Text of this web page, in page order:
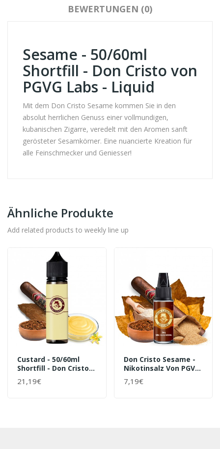
BEWERTUNGEN (0)
Sesame - 50/60ml
Shortfill - Don Cristo von
PGVG Labs - Liquid
Mit dem Don Cristo Sesame kommen Sie in den
absolut herrlichen Genuss einer vollmundigen,
kubanischen Zigarre, veredelt mit den Aromen sanft
gerösteter Sesamkörner. Eine nuancierte Kreation für
alle Feinschmecker und Geniesser!
Ähnliche Produkte
Add related products to weekly line up
Custard - 50/60ml
Shortfill - Don Cristo
Liquid
21,19€
Don Cristo Sesame -
Nikotinsalz Von PGVG-
7,19€